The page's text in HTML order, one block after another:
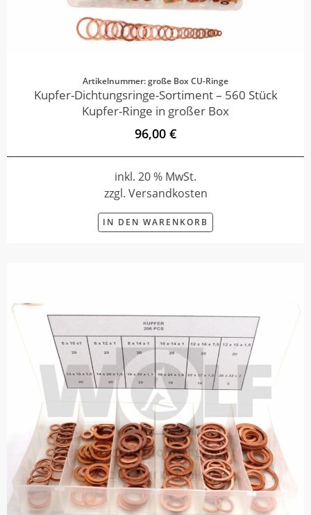
Artikelnummer: große Box CU-Ringe
Kupfer-Dichtungsringe-Sortiment – 560 Stück
Kupfer-Ringe in großer Box
96,00 €
inkl. 20 % MwSt.
zzgl. Versandkosten
IN DEN WARENKORB